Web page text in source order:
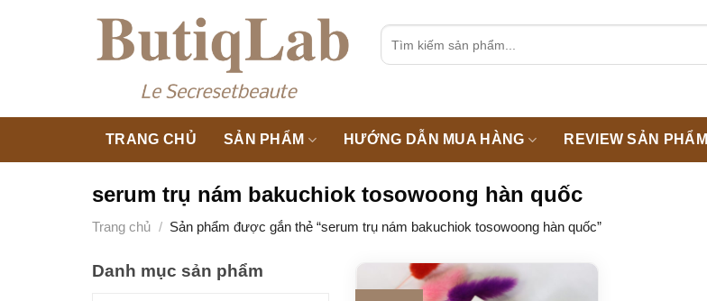
Tìm
TRANG CHỦ SẢN PHẨM HƯỚNG DẪN MUA HÀNG REVIEW SẢN PHẨM
serum trụ nám bakuchiok tosowoong hàn quốc
Trang chủ / Sản phẩm được gắn thẻ “serum trụ nám bakuchiok tosowoong hàn quốc”
Danh mục sản phẩm